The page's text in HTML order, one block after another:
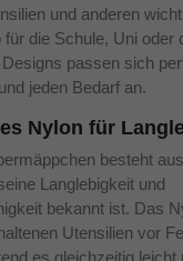
und anderen
für die Schule, Uni oder
passen sich
jeden Bedarf an.
Nylon für
besteht
Langlebigkeit und
bekannt ist. Das
Utensilien vor
es gleichzeitig leicht